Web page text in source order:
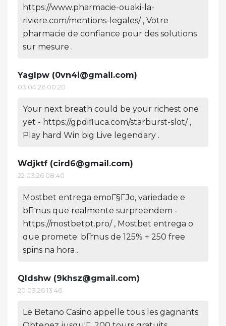
https://www.pharmacie-ouaki-la-
riviere.com/mentions-legales/ , Votre
pharmacie de confiance pour des solutions
sur mesure .
Yaglpw (0vn4i@gmail.com)
03.04.26 00:20
Your next breath could be your richest one
yet - https://gpdifluca.com/starburst-slot/ ,
Play hard Win big Live legendary .
Wdjktf (cird6@gmail.com)
22.03.26 08:40
Mostbet entrega emoГ§ГЈo, variedade e
bГґnus que realmente surpreendem -
https://mostbetpt.pro/ , Mostbet entrega o
que promete: bГґnus de 125% + 250 free
spins na hora .
Qldshw (9khsz@gmail.com)
20.03.26 13:46
Le Betano Casino appelle tous les gagnants.